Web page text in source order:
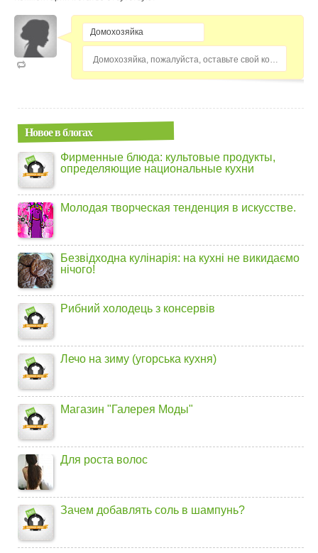
Новое в блогах
Фирменные блюда: культовые продукты,
определяющие национальные кухни
Молодая творческая тенденция в искусстве.
Безвідходна кулінарія: на кухні не викидаємо
нічого!
Рибний холодець з консервів
Лечо на зиму (угорська кухня)
Магазин "Галерея Моды"
Для роста волос
Зачем добавлять соль в шампунь?